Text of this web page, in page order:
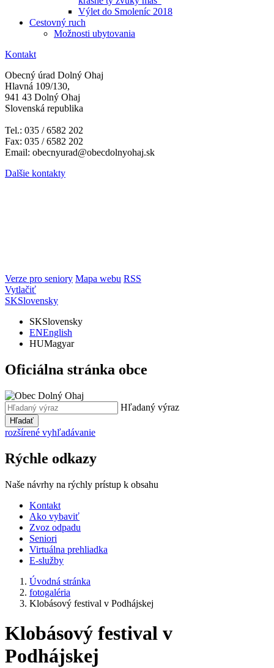
Výlet do Smoleníc 2018
Cestovný ruch
Možnosti ubytovania
Kontakt
Obecný úrad Dolný Ohaj
Hlavná 109/130,
941 43 Dolný Ohaj
Slovenská republika
Tel.: 035 / 6582 202
Fax: 035 / 6582 202
Email: obecnyurad@obecdolnyohaj.sk
Dalšie kontakty
Verze pro seniory Mapa webu RSS
Vytlačiť
SKSlovensky
SKSlovensky
ENEnglish
HUMagyar
Oficiálna stránka obce
Hľadaný výraz
Hľadať
rozšírené vyhľadávanie
Rýchle odkazy
Naše návrhy na rýchly prístup k obsahu
Kontakt
Ako vybaviť
Zvoz odpadu
Seniori
Virtuálna prehliadka
E-služby
Úvodná stránka
fotogaléria
Klobásový festival v Podhájskej
Klobásový festival v
Podhájskej